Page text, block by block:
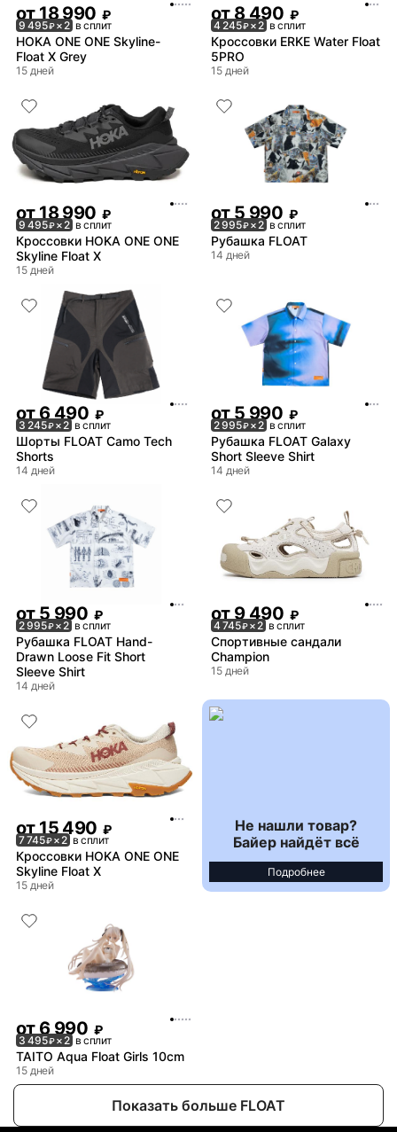
от 18 990 ₽
9 495₽× 2 в сплит
HOKA ONE ONE Skyline-
Float X Grey
15 дней
от 8 490 ₽
4 245₽× 2 в сплит
Кроссовки ERKE Water Float
5PRO
15 дней
от18 990 ₽
9 495₽× 2 в сплит
Кроссовки HOKA ONE ONE
Skyline Float X
15 дней
от5 990 ₽
2 995₽× 2 в сплит
Рубашка FLOAT
14 дней
от6 490 ₽
3 245₽× 2 в сплит
Шорты FLOAT Camo Tech
Shorts
14 дней
от5 990 ₽
2 995₽× 2 в сплит
Рубашка FLOAT Galaxy
Short Sleeve Shirt
14 дней
от 5 990 ₽
2 995₽× 2 в сплит
Рубашка FLOAT Hand-
Drawn Loose Fit Short
Sleeve Shirt
14 дней
от 9 490 ₽
4 745₽× 2 в сплит
Спортивные сандали
Champion
15 дней
от15 490 ₽
7 745₽× 2 в сплит
Кроссовки HOKA ONE ONE
Skyline Float X
15 дней
Не нашли товар?
Байер найдёт всё
Подробнее
от6 990 ₽
3 495₽× 2 в сплит
TAITO Aqua Float Girls 10cm
15 дней
Показать больше FLOAT